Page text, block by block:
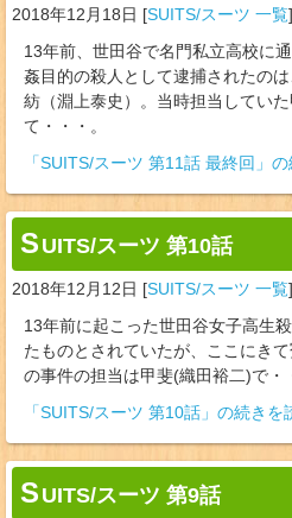
2018年12月18日 [SUITS/スーツ 一覧]
13年前、世田谷で名門私立高校に
姦目的の殺人として逮捕されたの
紡（淵上泰史）。当時担当してい
て・・・。
「SUITS/スーツ 第11話 最終回」
S UITS/スーツ 第10話
2018年12月12日 [SUITS/スーツ 一覧]
13年前に起こった世田谷女子高生
たものとされていたが、ここにき
の事件の担当は甲斐(織田裕二)で・
「SUITS/スーツ 第10話」の続きを
S UITS/スーツ 第9話